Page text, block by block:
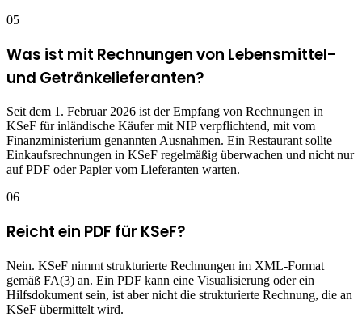
05
Was ist mit Rechnungen von Lebensmittel-
und Getränkelieferanten?
Seit dem 1. Februar 2026 ist der Empfang von Rechnungen in
KSeF für inländische Käufer mit NIP verpflichtend, mit vom
Finanzministerium genannten Ausnahmen. Ein Restaurant sollte
Einkaufsrechnungen in KSeF regelmäßig überwachen und nicht nur
auf PDF oder Papier vom Lieferanten warten.
06
Reicht ein PDF für KSeF?
Nein. KSeF nimmt strukturierte Rechnungen im XML-Format
gemäß FA(3) an. Ein PDF kann eine Visualisierung oder ein
Hilfsdokument sein, ist aber nicht die strukturierte Rechnung, die an
KSeF übermittelt wird.